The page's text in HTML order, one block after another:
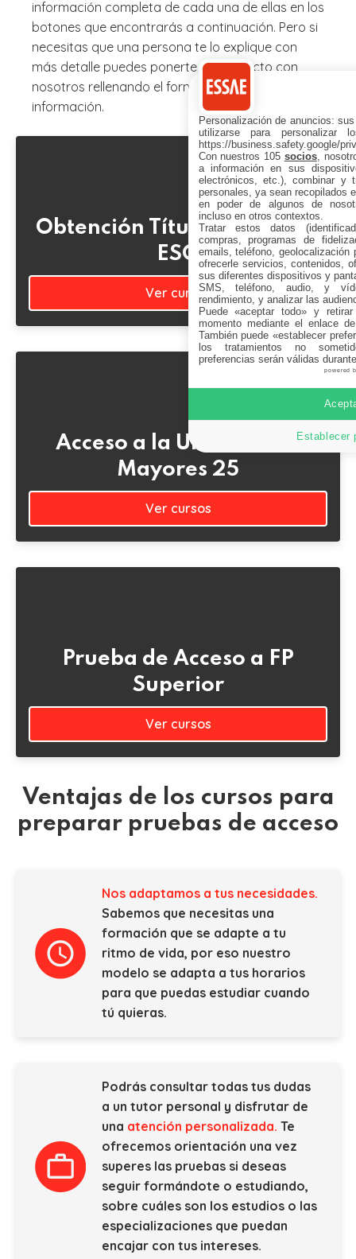
información completa de cada una de ellas en los
botones que encontrarás a continuación. Pero si
necesitas que una persona te lo explique con
más detalle puedes ponerte en contacto con
nosotros rellenando el formulario de solicitud de
información.
Obtención Título Graduado
ESO
Ver cursos
Acceso a la Universidad
Mayores 25
Ver cursos
Prueba de Acceso a FP
Superior
Ver cursos
Ventajas de los cursos para
preparar pruebas de acceso
Nos adaptamos a tus necesidades.
Sabemos que necesitas una
formación que se adapte a tu
ritmo de vida, por eso nuestro
modelo se adapta a tus horarios
para que puedas estudiar cuando
tú quieras.
Podrás consultar todas tus dudas
a un tutor personal y disfrutar de
una atención personalizada. Te
ofrecemos orientación una vez
superes las pruebas si deseas
seguir formándote o estudiando,
sobre cuáles son los estudios o las
especializaciones que puedan
encajar con tus intereses.
Personalización de anuncios:
utilizarse para personalizar
https://business.safety.google/
Con nuestros 105 socios,
a información en sus
electrónicos, etc.), combinar y
personales, ya sean recopilados
en poder de algunos de
incluso en otros contextos.
Tratar estos datos
compras, programas de
emails, teléfono,
ofrecerle servicios, contenidos,
sus diferentes dispositivos y
SMS, teléfono, audio, y
rendimiento, y analizar las
Puede «aceptar todo» y
momento mediante el enlace
También puede «establecer
los tratamientos no
preferencias serán válidas
powered
Establecer